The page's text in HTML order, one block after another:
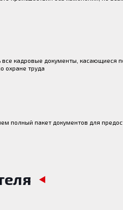
все кадровые документы, касающиеся
охране труда
полный пакет документов для